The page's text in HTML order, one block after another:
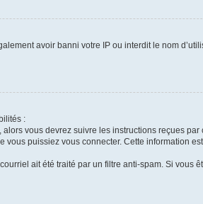
avoir banni votre IP ou interdit le nom
:
vous devrez suivre les instructions reçues
puissiez vous connecter. Cette information
ait été traité par un filtre anti-spam. Si vous